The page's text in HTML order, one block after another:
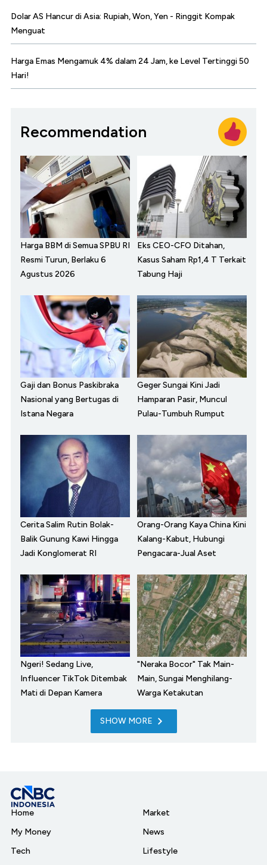
Dolar AS Hancur di Asia: Rupiah, Won, Yen - Ringgit Kompak
Menguat
Harga Emas Mengamuk 4% dalam 24 Jam, ke Level Tertinggi 50
Hari!
Recommendation
Harga BBM di Semua SPBU RI
Resmi Turun, Berlaku 6
Agustus 2026
Eks CEO-CFO Ditahan,
Kasus Saham Rp1,4 T Terkait
Tabung Haji
Gaji dan Bonus Paskibraka
Nasional yang Bertugas di
Istana Negara
Geger Sungai Kini Jadi
Hamparan Pasir, Muncul
Pulau-Tumbuh Rumput
Cerita Salim Rutin Bolak-
Balik Gunung Kawi Hingga
Jadi Konglomerat RI
Orang-Orang Kaya China Kini
Kalang-Kabut, Hubungi
Pengacara-Jual Aset
Ngeri! Sedang Live,
Influencer TikTok Ditembak
Mati di Depan Kamera
"Neraka Bocor" Tak Main-
Main, Sungai Menghilang-
Warga Ketakutan
SHOW MORE
Home
My Money
Tech
Market
News
Lifestyle